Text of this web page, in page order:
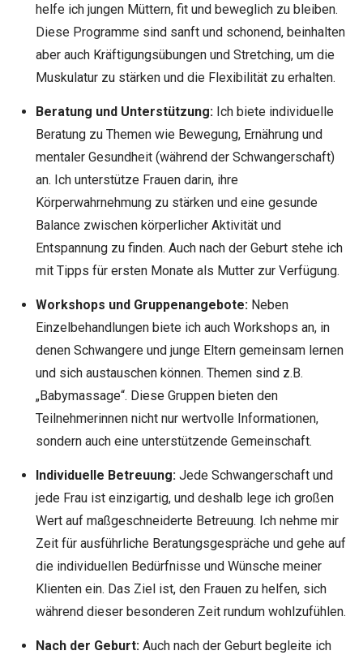
helfe ich jungen Müttern, fit und beweglich zu bleiben.
Diese Programme sind sanft und schonend, beinhalten
aber auch Kräftigungsübungen und Stretching, um die
Muskulatur zu stärken und die Flexibilität zu erhalten.
Beratung und Unterstützung: Ich biete individuelle
Beratung zu Themen wie Bewegung, Ernährung und
mentaler Gesundheit (während der Schwangerschaft)
an. Ich unterstütze Frauen darin, ihre
Körperwahrnehmung zu stärken und eine gesunde
Balance zwischen körperlicher Aktivität und
Entspannung zu finden. Auch nach der Geburt stehe ich
mit Tipps für ersten Monate als Mutter zur Verfügung.
Workshops und Gruppenangebote: Neben
Einzelbehandlungen biete ich auch Workshops an, in
denen Schwangere und junge Eltern gemeinsam lernen
und sich austauschen können. Themen sind z.B.
„Babymassage“. Diese Gruppen bieten den
Teilnehmerinnen nicht nur wertvolle Informationen,
sondern auch eine unterstützende Gemeinschaft.
Individuelle Betreuung: Jede Schwangerschaft und
jede Frau ist einzigartig, und deshalb lege ich großen
Wert auf maßgeschneiderte Betreuung. Ich nehme mir
Zeit für ausführliche Beratungsgespräche und gehe auf
die individuellen Bedürfnisse und Wünsche meiner
Klienten ein. Das Ziel ist, den Frauen zu helfen, sich
während dieser besonderen Zeit rundum wohlzufühlen.
Nach der Geburt: Auch nach der Geburt begleite ich